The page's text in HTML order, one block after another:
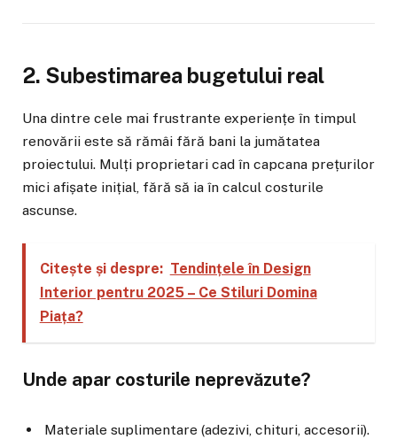
2. Subestimarea bugetului real
Una dintre cele mai frustrante experiențe în timpul
renovării este să rămâi fără bani la jumătatea
proiectului. Mulți proprietari cad în capcana prețurilor
mici afișate inițial, fără să ia în calcul costurile
ascunse.
Citește și despre: Tendințele în Design
Interior pentru 2025 – Ce Stiluri Domina
Piața?
Unde apar costurile neprevăzute?
Materiale suplimentare (adezivi, chituri, accesorii).